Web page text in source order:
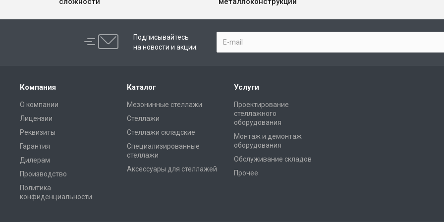
Подписывайтесь
на новости и акции:
Компания
О компании
Лицензии
Реквизиты
Гарантия
Дилерам
Производство
Политика
конфиденциальности
Каталог
Мезонинные стеллажи
Стеллажи
Стеллажи складские
Специализированные
стеллажи
Аксессуары для стеллажей
Услуги
Проектирование
стеллажного
оборудования
Монтаж и демонтаж
оборудования
Обслуживание складов
Прочее